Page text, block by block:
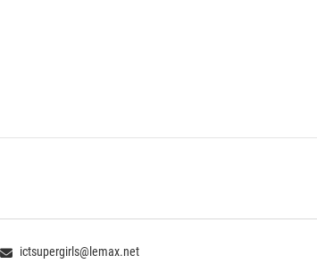
ictsupergirls@lemax.net